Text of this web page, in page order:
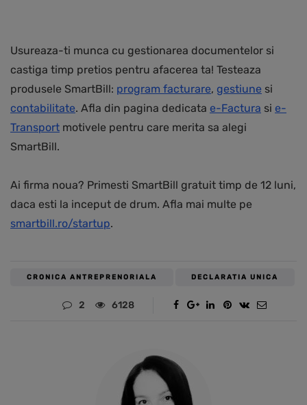
Usureaza-ti munca cu gestionarea documentelor si
castiga timp pretios pentru afacerea ta! Testeaza
produsele SmartBill: program facturare, gestiune si
contabilitate. Afla din pagina dedicata e-Factura si e-
Transport motivele pentru care merita sa alegi
SmartBill.
Ai firma noua? Primesti SmartBill gratuit timp de 12 luni,
daca esti la inceput de drum. Afla mai multe pe
smartbill.ro/startup.
CRONICA ANTREPRENORIALA DECLARATIA UNICA
2 6128